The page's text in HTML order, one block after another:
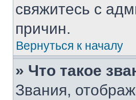
свяжитесь с
причин.
Вернуться к началу
» Что такое
Звания,